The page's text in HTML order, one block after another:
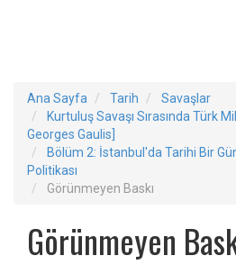
Ana Sayfa Tarih
Savaşlar
Kurtuluş Savaşı Sırasında Türk
Georges Gaulis]
Bölüm 2: İstanbul'da Tarihi Bir
Politikası
Görünmeyen Baskı
Görünmeyen